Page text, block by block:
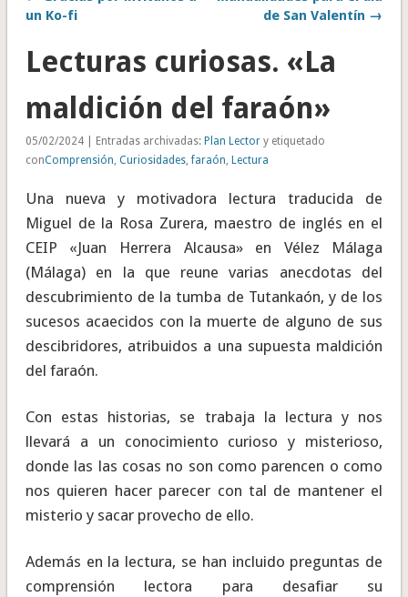
un Ko-fi
de San Valentín →
Lecturas curiosas. «La
maldición del faraón»
05/02/2024 | Entradas archivadas: Plan Lectory etiquetado
conComprensión, Curiosidades,faraón, Lectura
Una nueva y motivadora lectura traducida de
Miguel de la Rosa Zurera, maestro de inglés en el
CEIP «Juan Herrera Alcausa» en Vélez Málaga
(Málaga) en la que reune varias anecdotas del
descubrimiento de la tumba de Tutankaón, y de los
sucesos acaecidos con la muerte de alguno de sus
descibridores, atribuidos a una supuesta maldición
del faraón.
Con estas historias, se trabaja la lectura y nos
llevará a un conocimiento curioso y misterioso,
donde las las cosas no son como parencen o como
nos quieren hacer parecer con tal de mantener el
misterio y sacar provecho de ello.
Además en la lectura, se han incluido preguntas de
comprensión lectora para desafiar su